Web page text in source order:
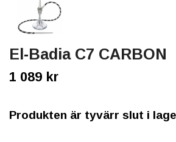
El-Badia C7 CARBON
1 089 kr
Produkten är tyvärr slut i